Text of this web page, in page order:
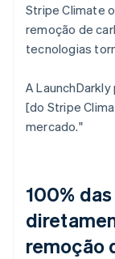
Stripe Climate
remoção de
tecnologias
A
[do Stripe
mercado."
100%
remoção